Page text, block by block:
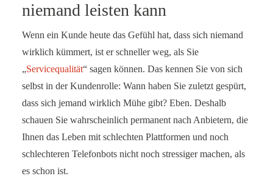
niemand leisten kann
Wenn ein Kunde heute das Gefühl hat, dass sich niemand
wirklich kümmert, ist er schneller weg, als Sie
„Servicequalität“ sagen können. Das kennen Sie von sich
selbst in der Kundenrolle: Wann haben Sie zuletzt gespürt,
dass sich jemand wirklich Mühe gibt? Eben. Deshalb
schauen Sie wahrscheinlich permanent nach Anbietern, die
Ihnen das Leben mit schlechten Plattformen und noch
schlechteren Telefonbots nicht noch stressiger machen, als
es schon ist.